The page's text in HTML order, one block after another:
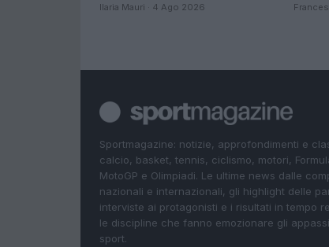
Ilaria Mauri · 4 Ago 2026
Sportmagazine: notizie, approfondimenti e
calcio, basket, tennis, ciclismo, motori,
MotoGP e Olimpiadi. Le ultime news dalle
nazionali e internazionali, gli highlight delle
interviste ai protagonisti e i risultati in tempo
le discipline che fanno emozionare gli
sport.